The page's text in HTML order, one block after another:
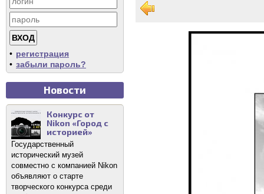
• регистрация
• забыли пароль?
Новости
Конкурс от
Nikon «Город с
историей»
Государственный
исторический музей
совместно с компанией Nikon
объявляют о старте
творческого конкурса среди